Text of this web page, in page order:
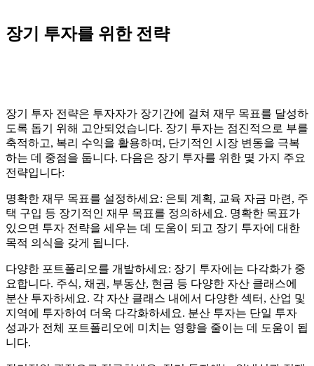
장기 투자를 위한 전략
장기 투자 전략은 투자자가 장기간에 걸쳐 재무 목표를 달성하
도록 돕기 위해 고안되었습니다. 장기 투자는 점진적으로 부를
축적하고, 복리 수익을 활용하며, 단기적인 시장 변동을 극복
하는 데 중점을 둡니다. 다음은 장기 투자를 위한 몇 가지 주요
전략입니다:
명확한 재무 목표를 설정하세요: 은퇴 계획, 교육 자금 마련, 주
택 구입 등 장기적인 재무 목표를 정의하세요. 명확한 목표가
있으면 투자 전략을 세우는 데 도움이 되고 장기 투자에 대한
목적 의식을 갖게 됩니다.
다양한 포트폴리오를 개발하세요: 장기 투자에는 다각화가 중
요합니다. 주식, 채권, 부동산, 현금 등 다양한 자산 클래스에
분산 투자하세요. 각 자산 클래스 내에서 다양한 섹터, 산업 및
지역에 투자하여 더욱 다각화하세요. 분산 투자는 단일 투자
성과가 전체 포트폴리오에 미치는 영향을 줄이는 데 도움이 됩
니다.